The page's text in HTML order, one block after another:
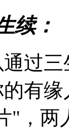
续：
过
有
"，